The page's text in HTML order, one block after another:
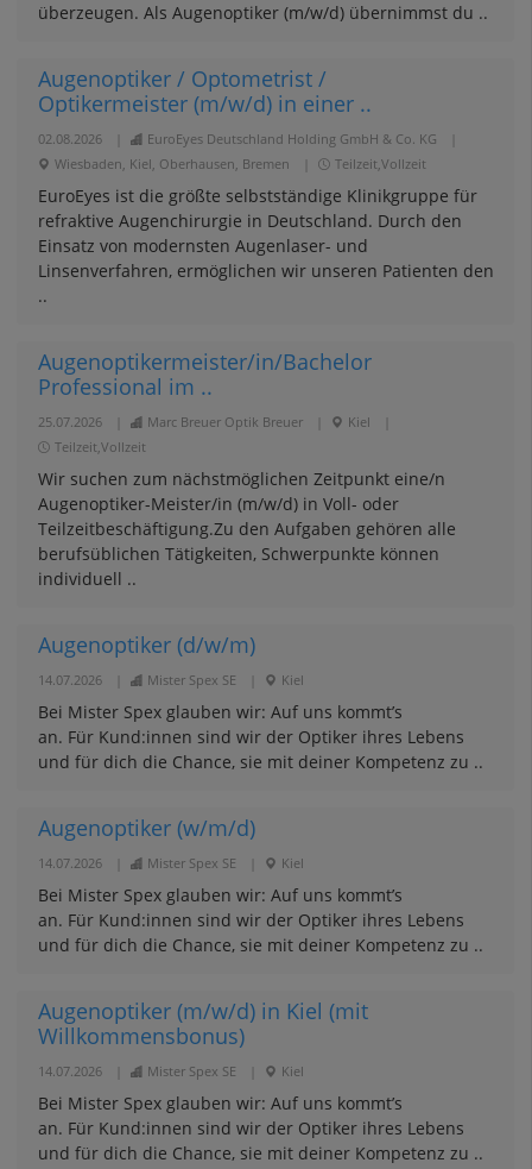
überzeugen. Als Augenoptiker (m/w/d) übernimmst du ..
Augenoptiker / Optometrist /
Optikermeister (m/w/d) in einer ..
02.08.2026 EuroEyes Deutschland Holding GmbH & Co. KG
Wiesbaden, Kiel, Oberhausen, Bremen
Teilzeit,Vollzeit
EuroEyes ist die größte selbstständige Klinikgruppe für
refraktive Augenchirurgie in Deutschland. Durch den
Einsatz von modernsten Augenlaser- und
Linsenverfahren, ermöglichen wir unseren Patienten den
..
Augenoptikermeister/in/Bachelor
Professional im ..
25.07.2026 Marc Breuer Optik Breuer Kiel
Teilzeit,Vollzeit
Wir suchen zum nächstmöglichen Zeitpunkt eine/n
Augenoptiker-Meister/in (m/w/d) in Voll- oder
Teilzeitbeschäftigung.Zu den Aufgaben gehören alle
berufsüblichen Tätigkeiten, Schwerpunkte können
individuell ..
Augenoptiker (d/w/m)
14.07.2026 Mister Spex SE Kiel
Bei Mister Spex glauben wir: Auf uns kommt’s
an. Für Kund:innen sind wir der Optiker ihres Lebens
und für dich die Chance, sie mit deiner Kompetenz zu ..
Augenoptiker (w/m/d)
14.07.2026 Mister Spex SE Kiel
Bei Mister Spex glauben wir: Auf uns kommt’s
an. Für Kund:innen sind wir der Optiker ihres Lebens
und für dich die Chance, sie mit deiner Kompetenz zu ..
Augenoptiker (m/w/d) in Kiel (mit
Willkommensbonus)
14.07.2026 Mister Spex SE Kiel
Bei Mister Spex glauben wir: Auf uns kommt’s
an. Für Kund:innen sind wir der Optiker ihres Lebens
und für dich die Chance, sie mit deiner Kompetenz zu ..